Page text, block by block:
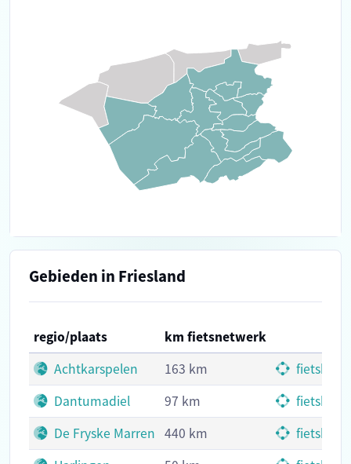
Gebieden in Friesland
regio/plaats
km fietsnetwerk
Achtkarspelen
163 km
Dantumadiel
97 km
De Fryske Marren 440 km